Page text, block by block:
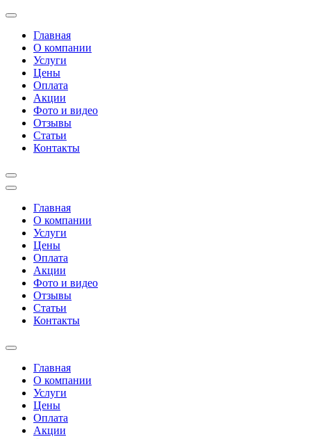
Перейти
содержимому
(нажмите
Enter)
Главная
О компании
Услуги
Цены
Оплата
Акции
Фото и видео
Отзывы
Статьи
Контакты
Главная
О компании
Услуги
Цены
Оплата
Акции
Фото и видео
Отзывы
Статьи
Контакты
Главная
О компании
Услуги
Цены
Оплата
Акции